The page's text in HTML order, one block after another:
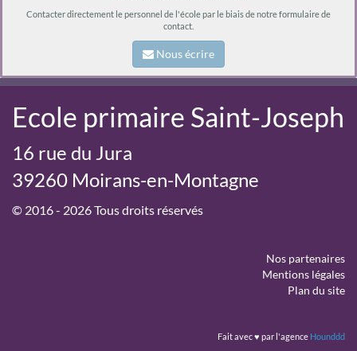
Contacter directement le personnel de l'école par le biais de notre formulaire de
contact.
Nous écrire
Ecole primaire Saint-Joseph
16 rue du Jura
39260 Moirans-en-Montagne
© 2016 - 2026 Tous droits réservés
Nos partenaires
Mentions légales
Plan du site
Fait avec ♥ par l'agence Hounddd